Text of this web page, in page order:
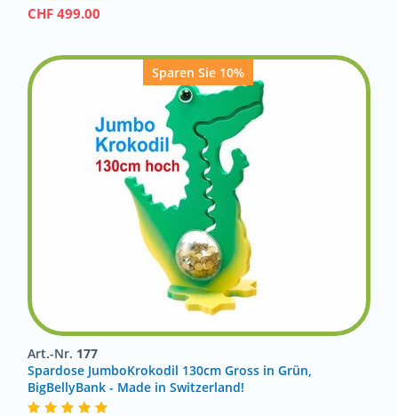
CHF 499.00
Sparen Sie 10%
Art.-Nr. 177
Spardose JumboKrokodil 130cm Gross in Grün,
BigBellyBank - Made in Switzerland!